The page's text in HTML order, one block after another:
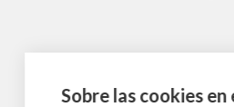
Sobre las cookies